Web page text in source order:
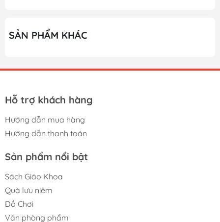
SẢN PHẨM KHÁC
Hỗ trợ khách hàng
Hướng dẫn mua hàng
Hướng dẫn thanh toán
Sản phẩm nổi bật
Sách Giáo Khoa
Quà lưu niệm
Đồ Chơi
Văn phòng phẩm